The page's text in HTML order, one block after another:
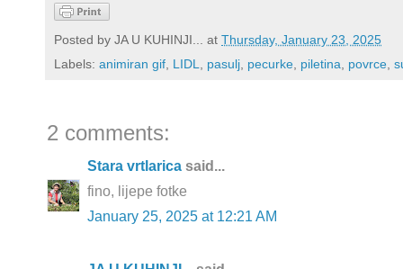
Posted by JA U KUHINJI... at Thursday, January 23, 2025
Labels: animiran gif, LIDL, pasulj, pecurke, piletina, povrce,
2 comments:
Stara vrtlarica said...
fino, lijepe fotke
January 25, 2025 at 12:21 AM